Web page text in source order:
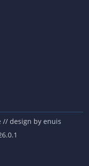
// design by enuis